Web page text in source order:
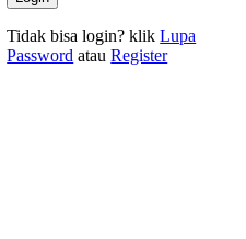
Tidak bisa login? klikLupa
Password atauRegister